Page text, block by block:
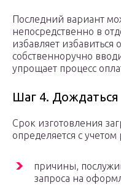
Последний вариант
непосредственно в
избавляет избавиться
собственноручно
упрощает процесс
Шаг 4. Дождаться
Срок изготовления
определяется с
причины,
запроса на